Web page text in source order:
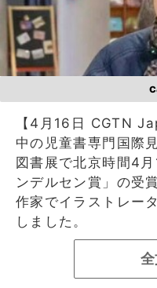
【4月16日 CGTN
中の児童書専門国際
図書展で北京時間4
ンデルセン賞」の受
作家でイラストレー
しました。